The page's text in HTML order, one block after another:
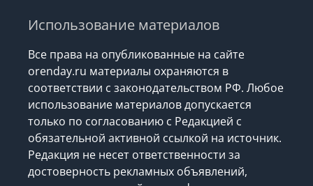
Использование материалов
Все права на опубликованные на сайте
orenday.ru материалы охраняются в
соответствии с законодательством РФ. Любое
использование материалов допускается
только по согласованию с Редакцией с
обязательной активной ссылкой на источник.
Редакция не несет ответственности за
достоверность рекламных объявлений,